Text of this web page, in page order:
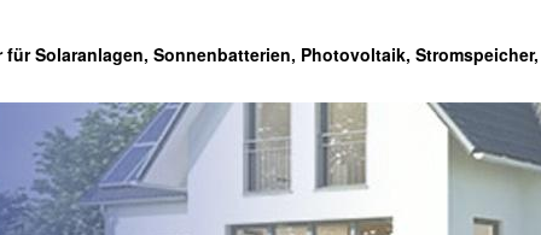
Solaranlagen, Sonnenbatterien, Photovoltaik,